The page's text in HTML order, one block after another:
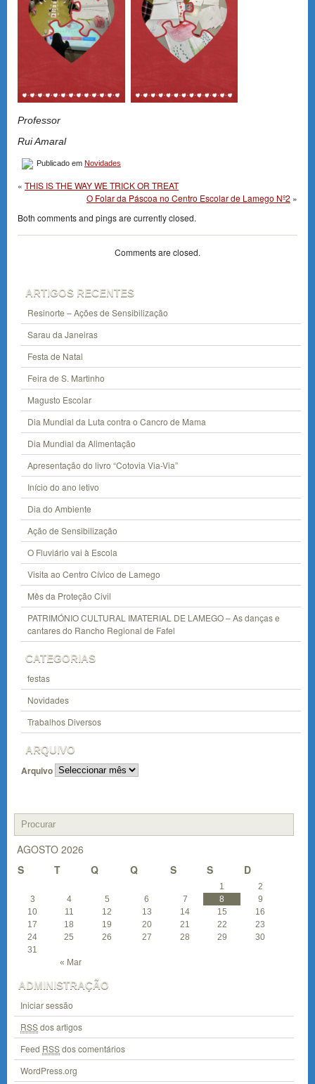
Professor
Rui Amaral
Publicado em Novidades
« THIS IS THE WAY WE TRICK OR TREAT
O Folar da Páscoa no Centro Escolar de Lamego Nº2 »
Both comments and pings are currently closed.
Comments are closed.
ARTIGOS RECENTES
Resinorte – Ações de Sensibilização
Sarau da Janeiras
Festa de Natal
Feira de S. Martinho
Magusto Escolar
Dia Mundial da Luta contra o Cancro de Mama
Dia Mundial da Alimentação
Apresentação do livro “Cotovia Via-Via”
Início do ano letivo
Dia do Ambiente
Ação de Sensibilização
O Fluviário vai à Escola
Visita ao Centro Cívico de Lamego
Mês da Proteção Civil
PATRIMÓNIO CULTURAL IMATERIAL DE LAMEGO – As danças e
cantares do Rancho Regional de Fafel
CATEGORIAS
festas
Novidades
Trabalhos Diversos
ARQUIVO
Arquivo
AGOSTO 2026
S
T Q Q S S D
« Mar
1
2
3
4 5 6 7 8
9
10
11 12 13 14 15
16
17
18 19 20 21 22
23
24
25 26 27 28 29
30
31
ADMINISTRAÇÃO
Iniciar sessão
RSSdos artigos
Feed RSSdos comentários
WordPress.org